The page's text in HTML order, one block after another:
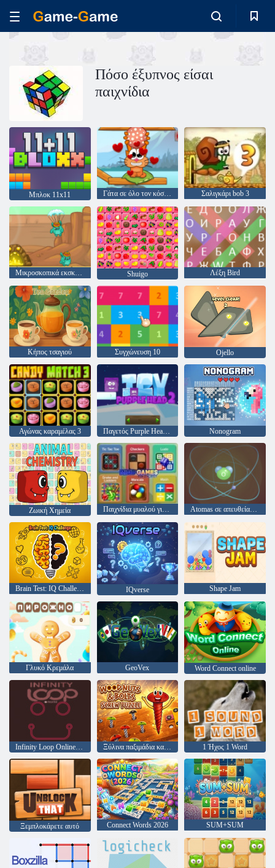
Πόσο έξυπνος είσαι
παιχνίδια
Μπλοκ 11x11 Γάτα σε όλο τον κόσμο - αλπικές λίμνες Σαλιγκάρι bob 3
Μικροσκοπικά εκσκαφεία Shuigo Λέξη Bird
Κήπος τσαγιού Συγχώνευση 10 Ojello
Αγώνας καραμέλας 3 Παγετός Purple Head 2 null Nonogram
Ζωική Χημεία Παιχνίδια μυαλού για 2 παίκτες Atomas σε απευθείας σύνδεση null
Brain Test: IQ Challenge IQverse Shape Jam
Γλυκό Κρεμάλα GeoVex Word Connect online
Infinity Loop Online null Ξύλινα παξιμάδια και μπουλόνια βιδωτό παζλ 1 Ήχος 1 Word
Ξεμπλοκάρετε αυτό Connect Words 2026 SUM+SUM